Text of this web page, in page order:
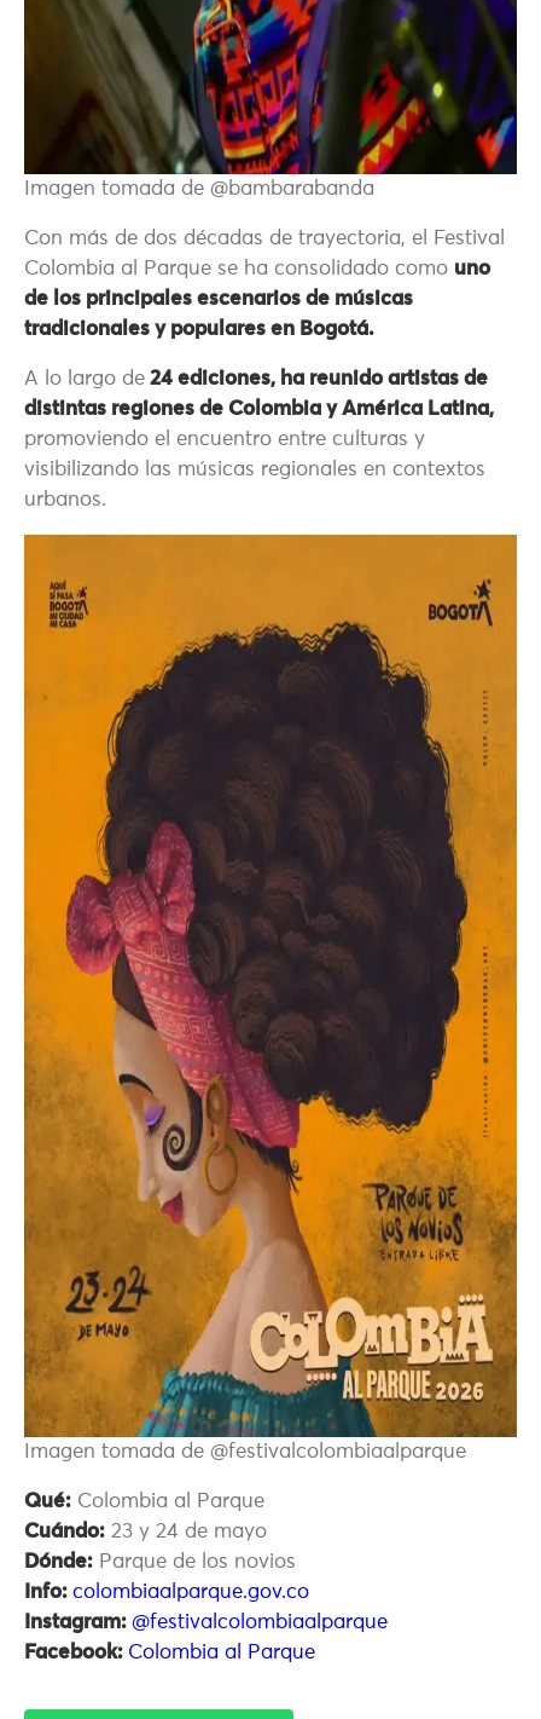
Imagen tomada de @bambarabanda
Con más de dos décadas de trayectoria, el Festival
Colombia al Parque se ha consolidado como uno
de los principales escenarios de músicas
tradicionales y populares en Bogotá.
A lo largo de 24 ediciones, ha reunido artistas de
distintas regiones de Colombia y América Latina,
promoviendo el encuentro entre culturas y
visibilizando las músicas regionales en contextos
urbanos.
Imagen tomada de @festivalcolombiaalparque
Qué: Colombia al Parque
Cuándo: 23 y 24 de mayo
Dónde: Parque de los novios
Info: colombiaalparque.gov.co
Instagram: @festivalcolombiaalparque
Facebook: Colombia al Parque